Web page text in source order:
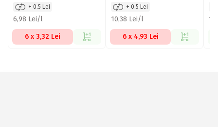
+ 0.5 Lei
6,98 Lei/l
6 x 3,32 Lei
+ 0.5 Lei
10,38 Lei/l
6 x 4,93 Lei